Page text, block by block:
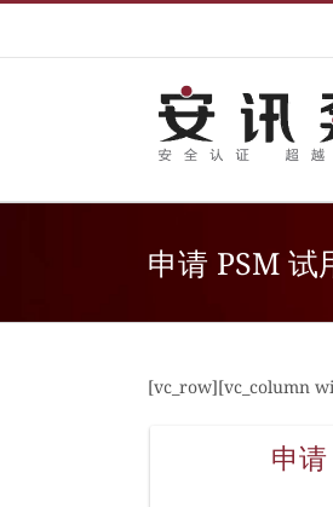
申请 PSM 试
[vc_row][vc_column
申请